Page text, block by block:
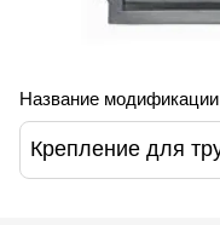
Название модификации
Крепление для